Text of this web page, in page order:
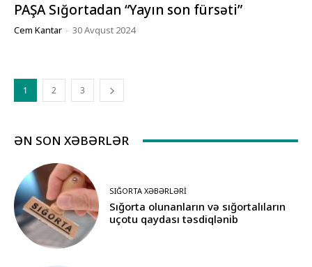
PAŞA Sığortadan “Yayın son fürsəti”
Cem Kantar - 30 Avqust 2024
1 2 3
ƏN SON XƏBƏRLƏR
SIĞORTA XƏBƏRLƏRI
Sığorta olunanların və sığortalıların
uçotu qaydası təsdiqlənib